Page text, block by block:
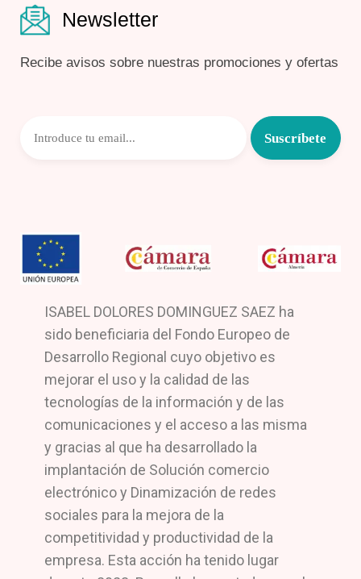
Newsletter
Recibe avisos sobre nuestras promociones y ofertas
ISABEL DOLORES DOMINGUEZ SAEZ ha
sido beneficiaria del Fondo Europeo de
Desarrollo Regional cuyo objetivo es
mejorar el uso y la calidad de las
tecnologías de la información y de las
comunicaciones y el acceso a las misma
y gracias al que ha desarrollado la
implantación de Solución comercio
electrónico y Dinamización de redes
sociales para la mejora de la
competitividad y productividad de la
empresa. Esta acción ha tenido lugar